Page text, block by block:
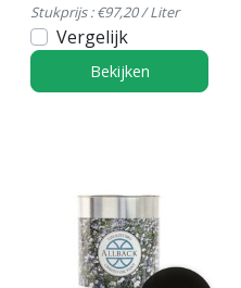
Stukprijs : €97,20 / Liter
Vergelijk
Bekijken